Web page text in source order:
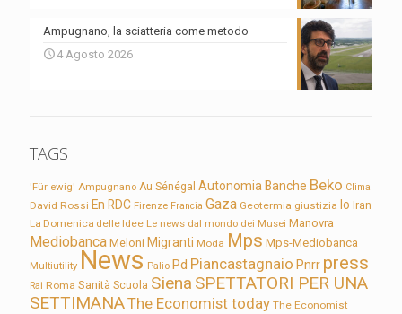
Ampugnano, la sciatteria come metodo
4 Agosto 2026
TAGS
'Für ewig' Ampugnano Au Sénégal Autonomia Banche Beko Clima
David Rossi En RDC Firenze Francia Gaza Geotermia giustizia Io Iran
La Domenica delle Idee Le news dal mondo dei Musei Manovra
Mediobanca Meloni Migranti Moda Mps Mps-Mediobanca
Multiutility News Palio Pd Piancastagnaio Pnrr press
Rai Roma Sanità Scuola Siena SPETTATORI PER UNA
SETTIMANAThe Economist today The Economist